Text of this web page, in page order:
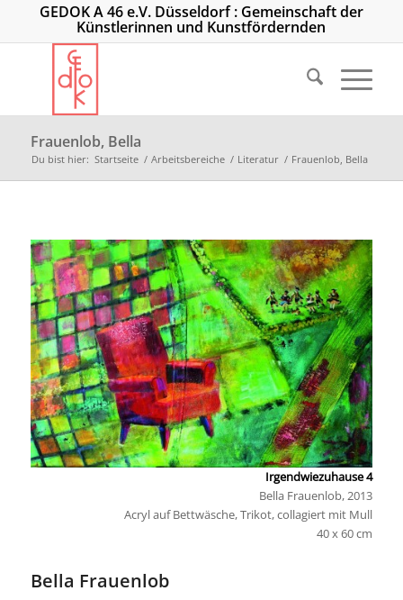
GEDOK A 46 e.V. Düsseldorf : Gemeinschaft der
Künstlerinnen und Kunstfördernden
Frauenlob, Bella
Du bist hier: Startseite / Arbeitsbereiche / Literatur / Frauenlob, Bella
Irgendwiezuhause 4
Bella Frauenlob, 2013
Acryl auf Bettwäsche, Trikot, collagiert mit Mull
40 x 60 cm
Bella Frauenlob